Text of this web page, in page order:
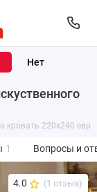
кровать 220х240
1 Вопросы и
4.0 (1 отзыв)